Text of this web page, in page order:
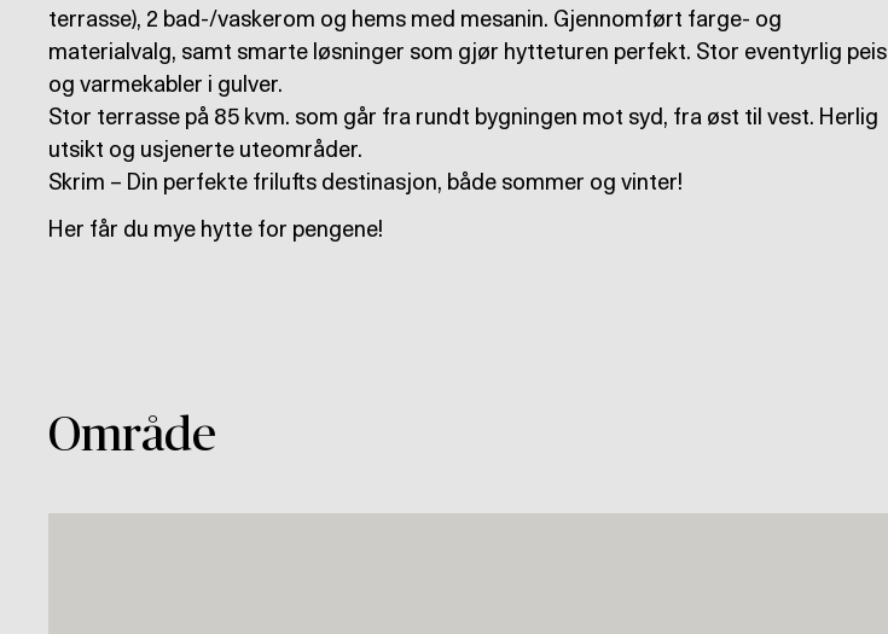
terrasse), 2 bad-/vaskerom og hems med mesanin. Gjennomført farge- og
materialvalg, samt smarte løsninger som gjør hytteturen perfekt. Stor eventyrlig peis
og varmekabler i gulver.
Stor terrasse på 85 kvm. som går fra rundt bygningen mot syd, fra øst til vest. Herlig
utsikt og usjenerte uteområder.
Skrim – Din perfekte frilufts destinasjon, både sommer og vinter!
Her får du mye hytte for pengene!
Område